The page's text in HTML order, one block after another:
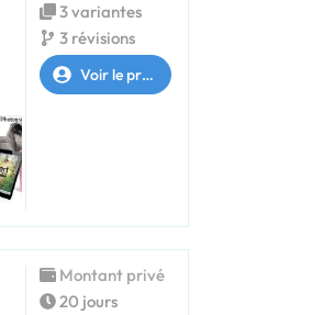
3 variantes
3 révisions
Voir le profil
Montant privé
20 jours